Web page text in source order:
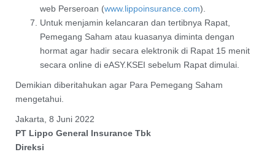
web Perseroan (www.lippoinsurance.com).
Untuk menjamin kelancaran dan tertibnya Rapat,
Pemegang Saham atau kuasanya diminta dengan
hormat agar hadir secara elektronik di Rapat 15 menit
secara online di eASY.KSEI sebelum Rapat dimulai.
Demikian diberitahukan agar Para Pemegang Saham
mengetahui.
Jakarta, 8 Juni 2022
PT Lippo General Insurance Tbk
Direksi